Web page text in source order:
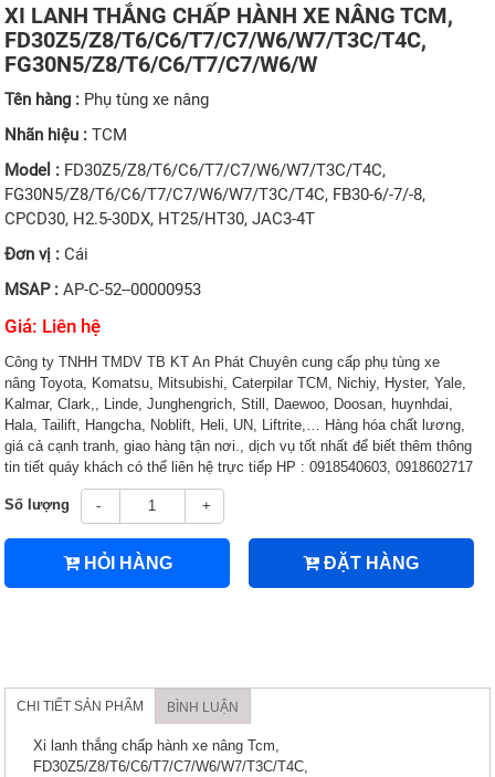
XI LANH THẮNG CHẤP HÀNH XE NÂNG TCM,
FD30Z5/Z8/T6/C6/T7/C7/W6/W7/T3C/T4C,
FG30N5/Z8/T6/C6/T7/C7/W6/W
Tên hàng : Phụ tùng xe nâng
Nhãn hiệu :TCM
Model : FD30Z5/Z8/T6/C6/T7/C7/W6/W7/T3C/T4C,
FG30N5/Z8/T6/C6/T7/C7/W6/W7/T3C/T4C, FB30-6/-7/-8,
CPCD30, H2.5-30DX, HT25/HT30, JAC3-4T
Đơn vị :Cái
MSAP :AP-C-52--00000953
Giá: Liên hệ
Công ty TNHH TMDV TB KT An Phát Chuyên cung cấp phụ tùng xe
nâng Toyota, Komatsu, Mitsubishi, Caterpilar TCM, Nichiy, Hyster, Yale,
Kalmar, Clark,, Linde, Junghengrich, Still, Daewoo, Doosan, huynhdai,
Hala, Tailift, Hangcha, Noblift, Heli, UN, Liftrite,… Hàng hóa chất lương,
giá cả cạnh tranh, giao hàng tận nơi., dịch vụ tốt nhất để biết thêm thông
tin tiết quáy khách có thể liên hệ trực tiếp HP : 0918540603, 0918602717
Số lượng - +
HỎI HÀNG ĐẶT HÀNG
CHI TIẾT SẢN PHẨM BÌNH LUẬN
Xi lanh thắng chấp hành xe nâng Tcm,
FD30Z5/Z8/T6/C6/T7/C7/W6/W7/T3C/T4C,